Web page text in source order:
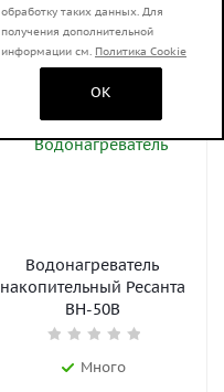
Водонагреватель
накопительный Ресанта
ВН-50В
Много
обработку таких данных. Для
получения дополнительной
информации см. Политика Cookie
OK